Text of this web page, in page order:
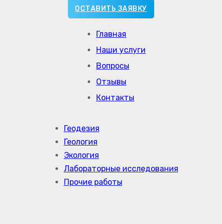
Главная
Наши услуги
Вопросы
Отзывы
Контакты
Геодезия
Геология
Экология
Лабораторные исследования
Прочие работы
ОСТАВИТЬ ЗАЯВКУ